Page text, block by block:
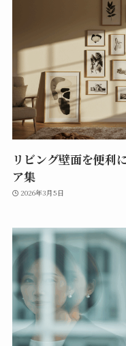
リビング壁面を便利
ア集
2026年3月5日